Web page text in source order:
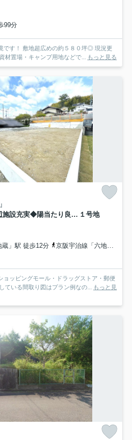
99分
です！ 敷地超広めの約５８０坪◎ 現況更
材置場・キャンプ用地などで... もっと見る
◆間取り自由設計◆周辺施設充実◆陽当たり良好◆３沿線利用可◆伏見区桃山町安芸山 １号地
」駅 徒歩12分
京阪宇治線「六地蔵」駅 徒歩13分
ョッピングモール・ドラッグストア・郵便
ている間取り図はプラン例なの... もっと見